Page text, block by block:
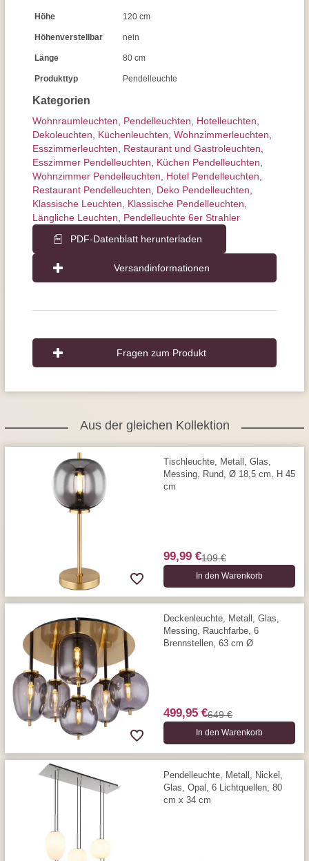
Kategorien
Wohnraum­leuchten Pendel­leuchten Hotelleuchten
Dekoleuchten
Küchenleuchten Wohnzimmer­leuchten
Esszimmer­­leuchten
Restaurant und Gastroleuchten
Esszimmer Pendelleuchten
Küchen Pendelleuchten
Wohnzimmer Pendelleuchten
Hotel Pendelleuchten
Restaurant Pendelleuchten
Deko Pendelleuchten
Klassische Leuchten
Klassische Pendelleuchten
Längliche Leuchten
Pendelleuchte 6er Strahler
PDF-Datenblatt herunterladen
Versandinformationen
Höhe 120 cm
Höhenverstellbar nein
Länge 80 cm
Produkttyp Pendelleuchte
Fragen zum Produkt
Aus der gleichen Kollektion
Tischleuchte, Metall, Glas,
Messing, Rund, Ø 18,5 cm, H 45
cm
99,99 €109 €
In den Warenkorb
Deckenleuchte, Metall, Glas,
Messing, Rauchfarbe, 6
Brennstellen, 63 cm Ø
499,95 €649 €
In den Warenkorb
Pendelleuchte, Metall, Nickel,
Glas, Opal, 6 Lichtquellen, 80
cm x 34 cm